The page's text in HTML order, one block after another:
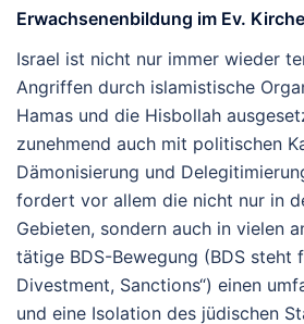
Erwachsenenbildung im Ev.
Israel ist nicht nur immer wieder
Angriffen durch islamistische
Hamas und die Hisbollah
zunehmend auch mit politischen
Dämonisierung und
fordert vor allem die nicht nur in
Gebieten, sondern auch in vielen
tätige BDS-Bewegung (BDS steht
Divestment, Sanctions“) einen
und eine Isolation des jüdischen